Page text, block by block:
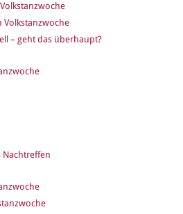
Volkstanzwoche
– geht das überhaupt?
Nachtreffen